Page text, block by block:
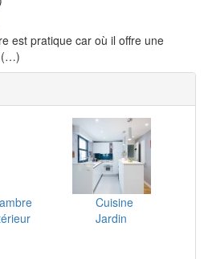
est pratique car où il offre une
(…)
Cuisine
Jardin